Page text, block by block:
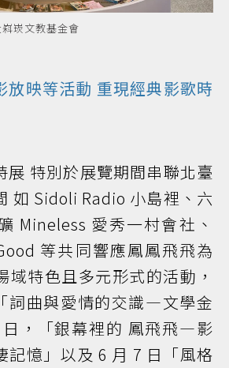
崁文教基金會
放映等活動 重現經典影歌時
展 特別於展覽期間串聯北臺
如 Sidoli Radio 小島裡、六
Mineless 愛秀一村會社、
等共同響應鳳鳳飛飛為
域特色且多元形式的活動，
詞曲與愛情的交識—文學金
，「銀幕裡的 鳳飛飛—影
記憶」以及 6 月 7 日「風格